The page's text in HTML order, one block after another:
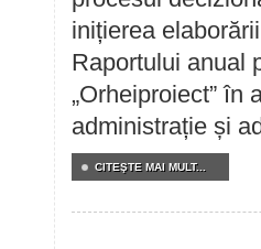
inițierea
Raportului anual
„Orheiproiect” în
administrație și
CITEŞTE MAI MULT...